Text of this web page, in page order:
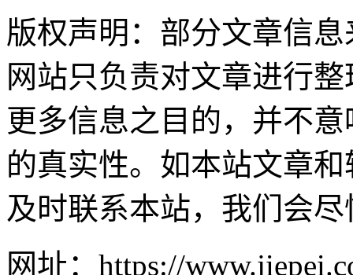
版权声明：部分文章信
网站只负责对文章进行
更多信息之目的，并不
的真实性。如本站文章
及时联系本站，我们会
网址：https://